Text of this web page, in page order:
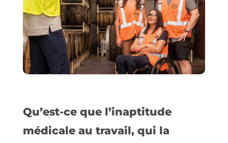
Qu’est-ce que l’inaptitude
médicale au travail, qui la